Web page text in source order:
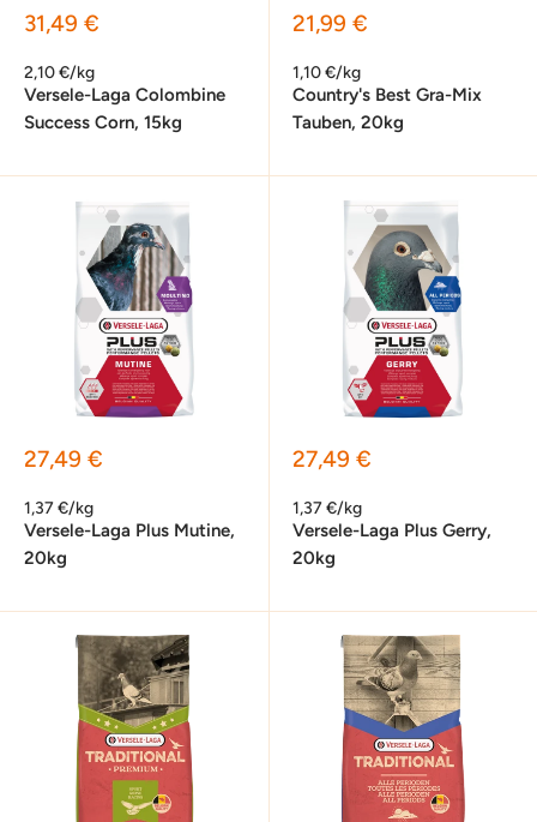
Sonderpreis
31,49 €
2,10 €/kg
Versele-Laga Colombine
Success Corn, 15kg
Sonderpreis
21,99 €
1,10 €/kg
Country's Best Gra-Mix
Tauben, 20kg
Sonderpreis
27,49 €
1,37 €/kg
Versele-Laga Plus Mutine,
20kg
Sonderpreis
27,49 €
1,37 €/kg
Versele-Laga Plus Gerry,
20kg